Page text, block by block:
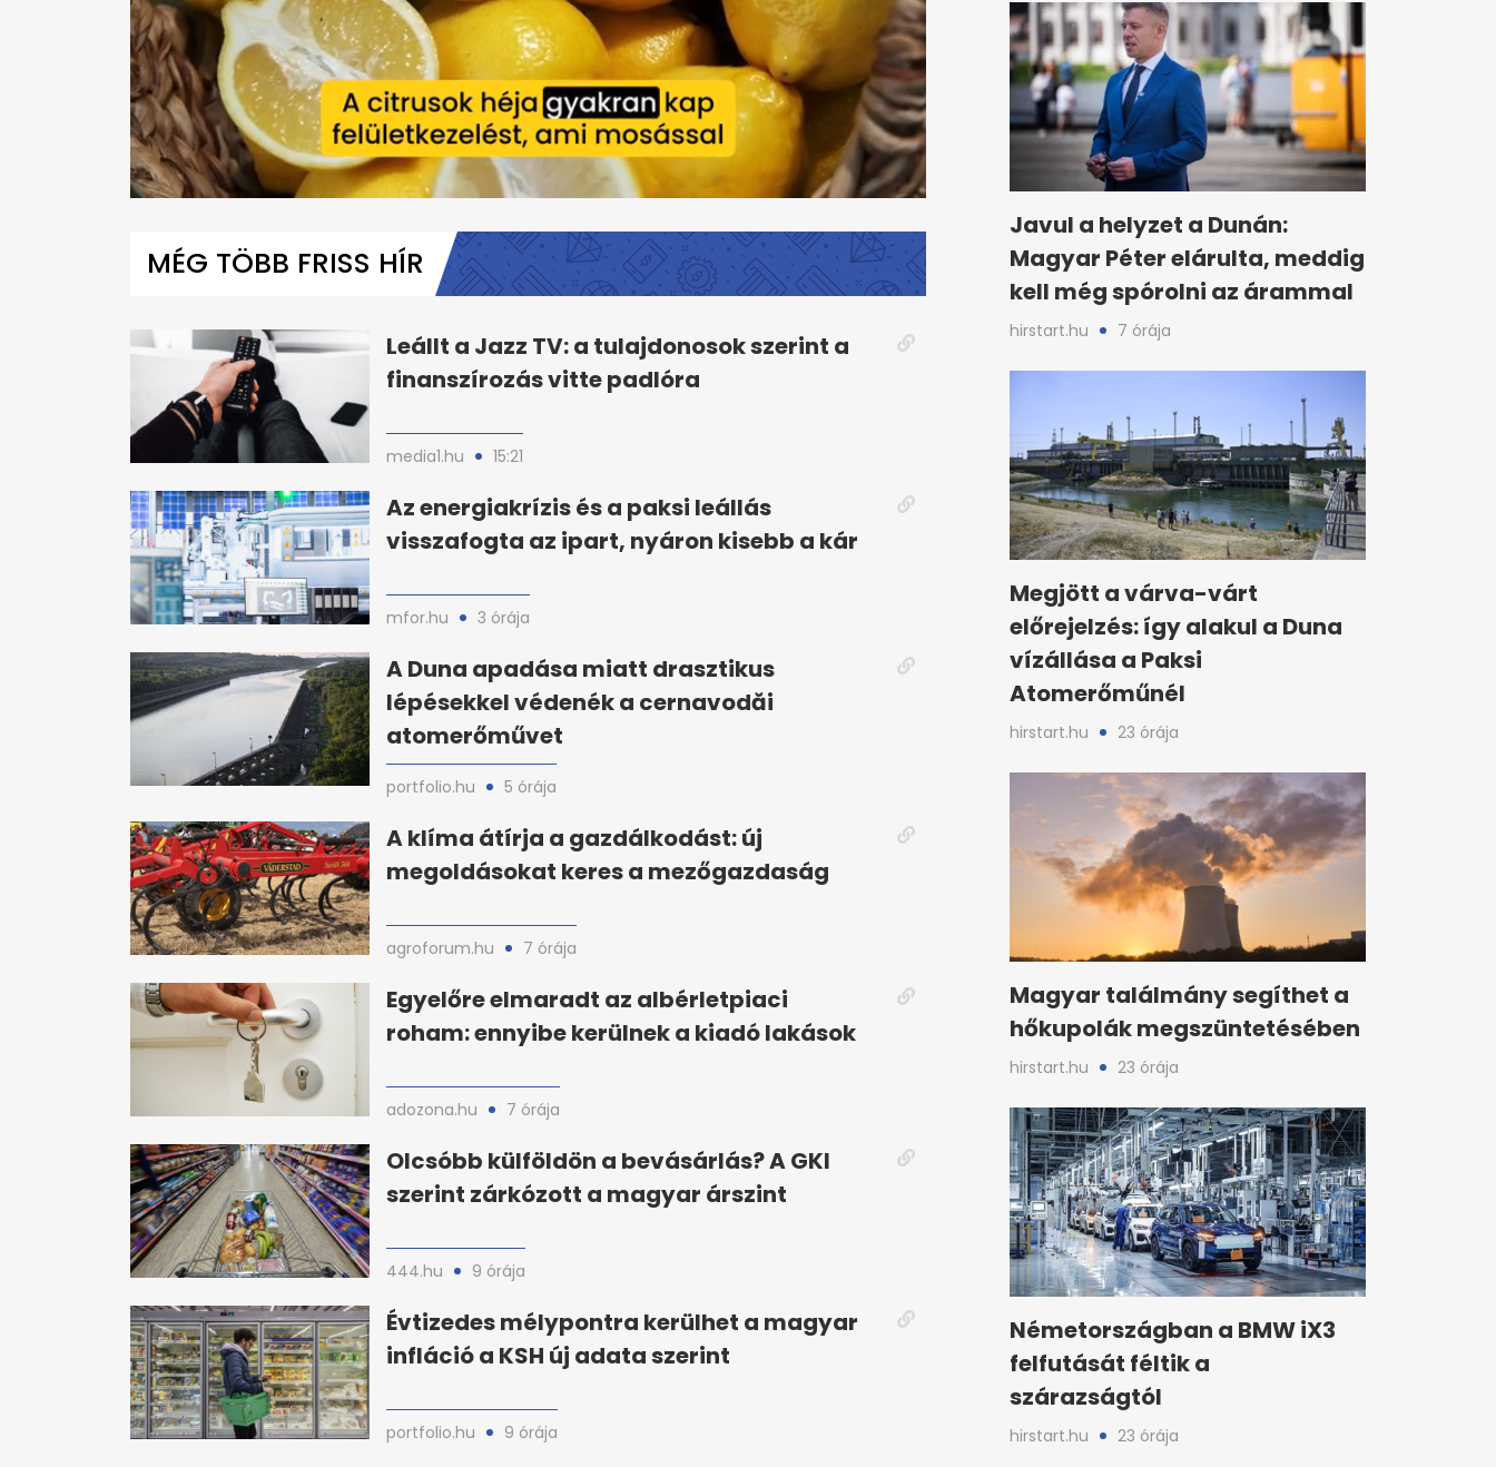
minute,
0%
MÉG TÖBB FRISS HÍR
Leállt a Jazz TV: a tulajdonosok szerint a
finanszírozás vitte padlóra
media1.hu 15:21
Az energiakrízis és a paksi leállás
visszafogta az ipart, nyáron kisebb a kár
mfor.hu 3 órája
A Duna apadása miatt drasztikus
lépésekkel védenék a cernavodăi
atomerőművet
portfolio.hu 5 órája
A klíma átírja a gazdálkodást: új
megoldásokat keres a mezőgazdaság
agroforum.hu 7 órája
Egyelőre elmaradt az albérletpiaci
roham: ennyibe kerülnek a kiadó lakások
adozona.hu 7 órája
Olcsóbb külföldön a bevásárlás? A GKI
szerint zárkózott a magyar árszint
444.hu 9 órája
Évtizedes mélypontra kerülhet a magyar
infláció a KSH új adata szerint
portfolio.hu 9 órája
Javul a helyzet a Dunán:
Magyar Péter elárulta, meddig
kell még spórolni az árammal
hirstart.hu 7 órája
Megjött a várva-várt
előrejelzés: így alakul a Duna
vízállása a Paksi
Atomerőműnél
hirstart.hu 23 órája
Magyar találmány segíthet a
hőkupolák megszüntetésében
hirstart.hu 23 órája
Németországban a BMW iX3
felfutását féltik a
szárazságtól
hirstart.hu 23 órája